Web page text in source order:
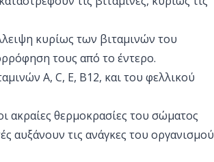
κυρίως των βιταμινών του
τους από το έντερο.
A, C, E, B12, και του φελλικού
ακραίες θερμοκρασίες του σώματος
αυξάνουν τις ανάγκες του οργανισμού